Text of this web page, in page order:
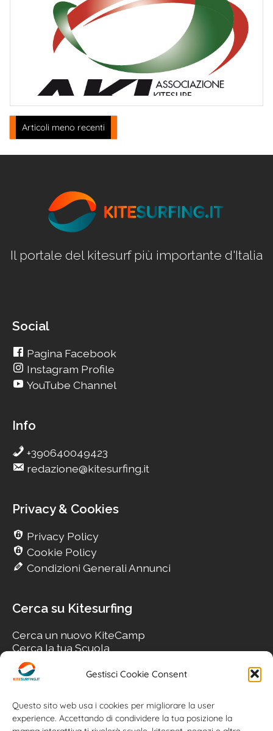
Gestisci Cookie Consent
Questo sito web usa i cookies per migliorare la user
experience. Accettando di condividere la tua posizione la
Navigazione
articoli
Articoli meno recenti
Il portale del kitesurf più importante d'Italia
Social
Pagina Facebook
Instagram Profile
YouTube Channel
Info
+390640049423
redazione@kitesurfing.it
Privacy & Cookies
Privacy Policy
Cookie Policy
Condizioni Generali Annunci
Cerca su Kitesurfing
Cerca un nuovo KiteCamp
Cerca la tua Scuola
Cerca il tuo KiteSpot
Cerca Accommodation
Cerca il tuo Usato